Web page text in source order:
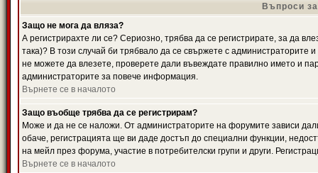
Въпроси
Защо не мога да вляза?
А регистрирахте ли се? Сериозно, трябва да се регистрирате, за да
така)? В този случай би трябвало да се свържете с администраторите
не можете да влезете, проверете дали въвеждате правилно името и
администраторите за повече информация.
Върнете се в началото
Защо въобще трябва да се регистрирам?
Може и да не се наложи. От администраторите на форумите зависи
обаче, регистрацията ще ви даде достъп до специални функции,
на мейл през форума, участие в потребителски групи и други.
Върнете се в началото